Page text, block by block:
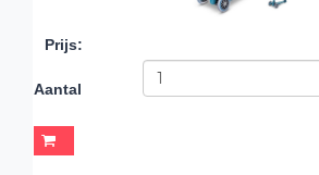
Prijs:
Aantal